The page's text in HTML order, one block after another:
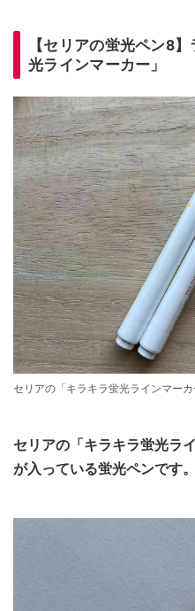
【セリアの蛍光ペン8
光ラインマーカー」
セリアの「キラキラ蛍光ラインマーカ
セリアの「キラキラ蛍光ラ
が入っている蛍光ペンです。